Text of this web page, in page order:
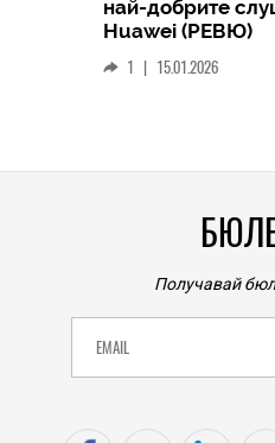
най-добрите
Huawei (РЕВЮ)
1 | 15.01.2026
Получавай